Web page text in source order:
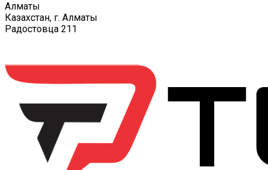
Алматы
Казахстан, г. Алматы
Радостовца 211